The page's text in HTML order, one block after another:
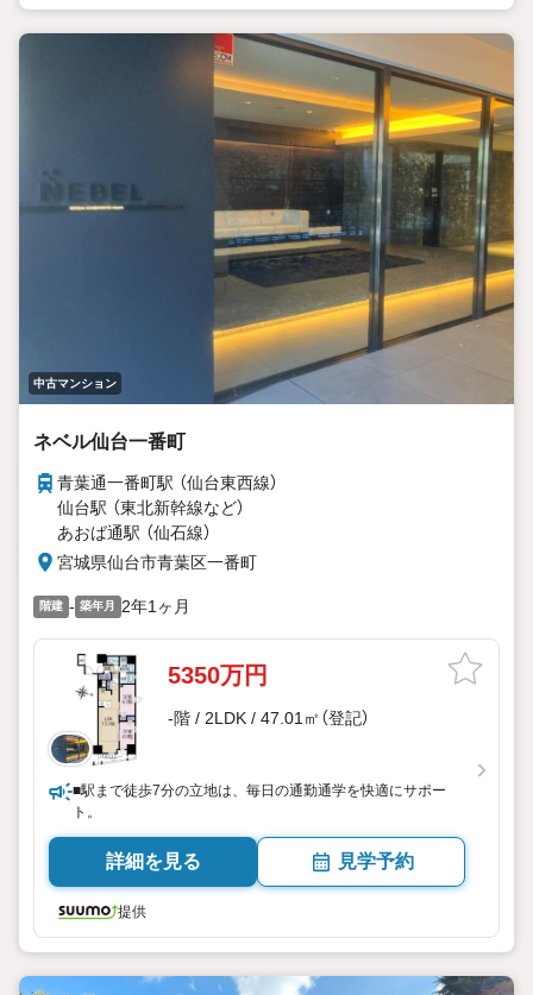
中古マンション
ネベル仙台一番町
青葉通一番町駅 （仙台東西線）
仙台駅 （東北新幹線など）
あおば通駅 （仙石線）
宮城県仙台市青葉区一番町
階建 - 築年月 2年1ヶ月
5350万円
-階 / 2LDK / 47.01㎡（登記）
■駅まで徒歩7分の立地は、毎日の通勤通学を快適にサポー
ト。
詳細を見る 見学予約
提供